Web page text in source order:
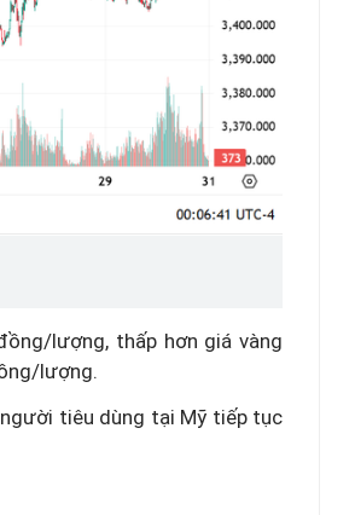
lượng, thấp hơn giá vàng
lượng.
tiêu dùng tại Mỹ tiếp tục